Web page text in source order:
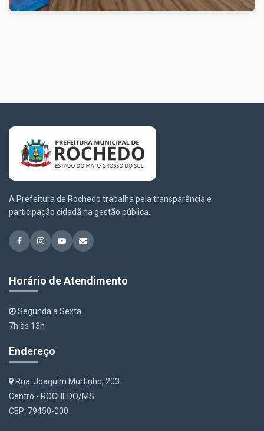
A Prefeitura de Rochedo trabalha pela transparência e
participação cidadã na gestão pública.
Horário de Atendimento
Segunda a Sexta
7h às 13h
Endereço
Rua. Joaquim Murtinho, 203
Centro - ROCHEDO/MS
CEP: 79450-000